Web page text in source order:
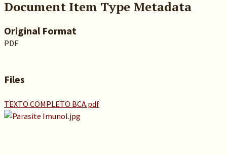
Document Item Type Metadata
Original Format
PDF
Files
TEXTO COMPLETO BCA.pdf